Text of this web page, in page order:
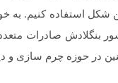
شکل استفاده کنیم. به
بنگلادش صادرات
در حوزه چرم سازی و